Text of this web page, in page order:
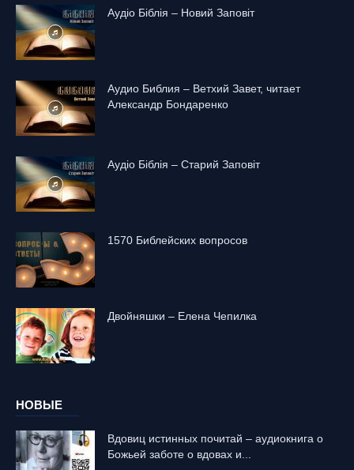
Аудіо Біблія – Новий Заповіт
Аудио Библия – Ветхий Завет, читает
Александр Бондаренко
Аудіо Біблія – Старий Заповіт
1570 Библейских вопросов
Двойняшки – Елена Чепилка
НОВЫЕ
Вдовиц истинных почитай – аудиокнига о
Божьей заботе о вдовах и...